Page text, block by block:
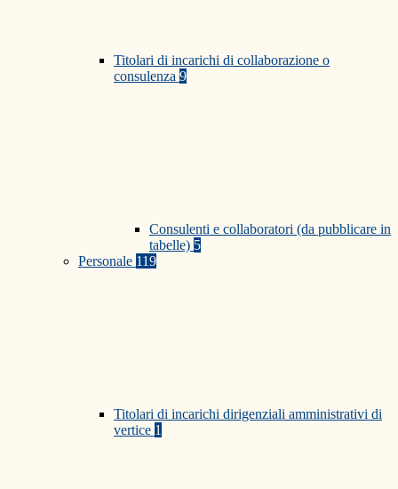
Titolari di incarichi di collaborazione o
consulenza 9
Consulenti e collaboratori (da pubblicare in
tabelle) 5
Personale 119
Titolari di incarichi dirigenziali amministrativi di
vertice 1